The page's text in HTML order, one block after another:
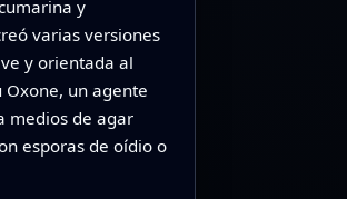
y
varias versiones
y orientada al
un agente
medios de agar
esporas de oídio o